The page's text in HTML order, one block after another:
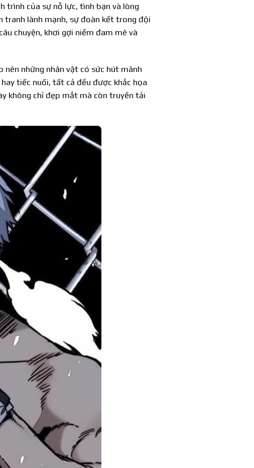
trình của sự nỗ lực, tình bạn và lòng
tranh lành mạnh, sự đoàn kết trong đội
chuyện, khơi gợi niềm đam mê và
những nhân vật có sức hút mãnh
tiếc nuối, tất cả đều được khắc họa
không chỉ đẹp mắt mà còn truyền tải